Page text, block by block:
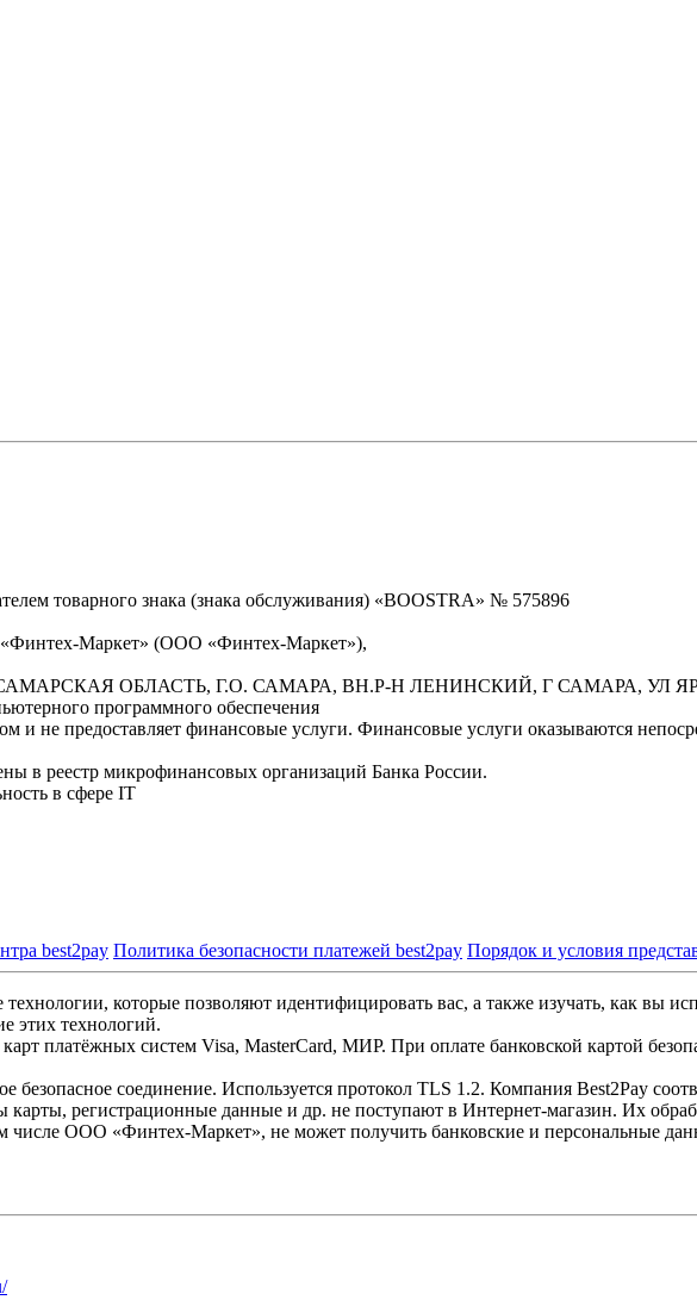
товарного знака (знака обслуживания) «BOOSTRA» № 575896
«Финтех-Маркет» (ООО «Финтех-Маркет»),
САМАРСКАЯ ОБЛАСТЬ, Г.О. САМАРА, ВН.Р-Н ЛЕНИНСКИЙ, Г САМАРА, УЛ
программного обеспечения
и не предоставляет финансовые услуги. Финансовые услуги оказываются
в реестр микрофинансовых организаций Банка России.
в сфере IT
best2pay Политика безопасности платежей best2pay Порядок и условия
которые позволяют идентифицировать вас, а также изучать, как вы
этих технологий.
платёжных систем Visa, MasterCard, МИР. При оплате банковской картой
безопасное соединение. Используется протокол TLS 1.2. Компания Best2Pay
карты, регистрационные данные и др. не поступают в Интернет-магазин. Их
числе ООО «Финтех-Маркет», не может получить банковские и персональные